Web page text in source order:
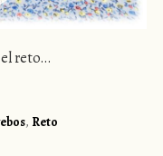
reto…
, Reto